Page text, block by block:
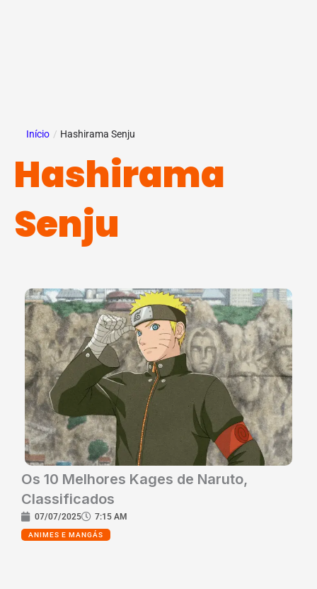
Início / Hashirama Senju
Hashirama
Senju
Os 10 Melhores Kages de Naruto,
Classificados
07/07/2025 7:15 AM
ANIMES E MANGÁS